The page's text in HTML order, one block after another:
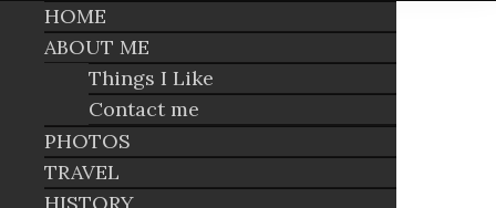
HOME
ABOUT ME
Things I Like
Contact me
PHOTOS
TRAVEL